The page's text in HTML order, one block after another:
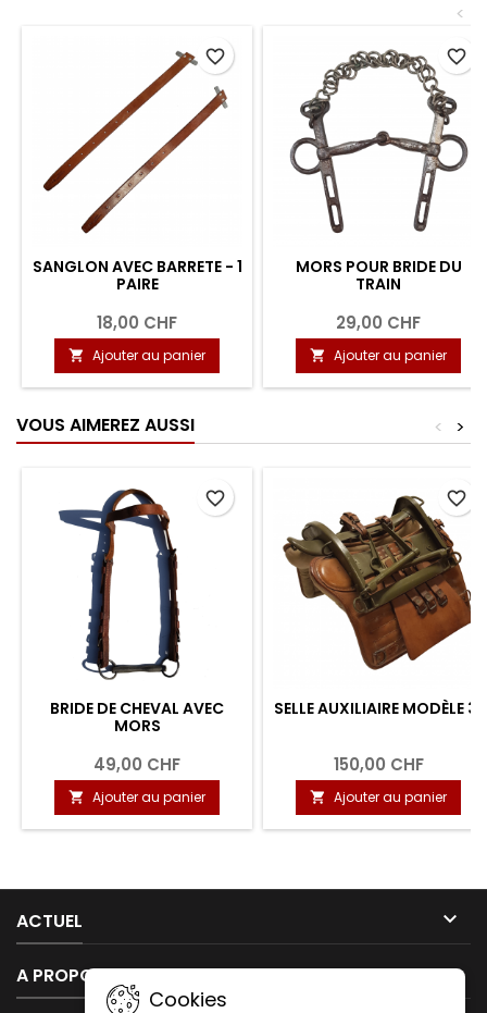
<
SANGLON AVEC BARRETE - 1
PAIRE
18,00 CHF
 Ajouter au panier
favorite_border
MORS POUR BRIDE DU
TRAIN
29,00 CHF
 Ajouter au panier
favorite_border
VOUS AIMEREZ AUSSI >
<
BRIDE DE CHEVAL AVEC
MORS
49,00 CHF
 Ajouter au panier
favorite_border
SELLE AUXILIAIRE MODÈLE 31
150,00 CHF
 Ajouter au panier
favorite_border
ACTUEL 
A PROPOS DE NOUS 
Cookies